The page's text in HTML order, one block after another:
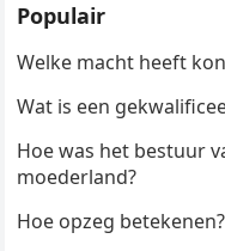
Populair
Welke macht heeft
Wat is een
Hoe was het bestuur
moederland?
Hoe opzeg betekenen?